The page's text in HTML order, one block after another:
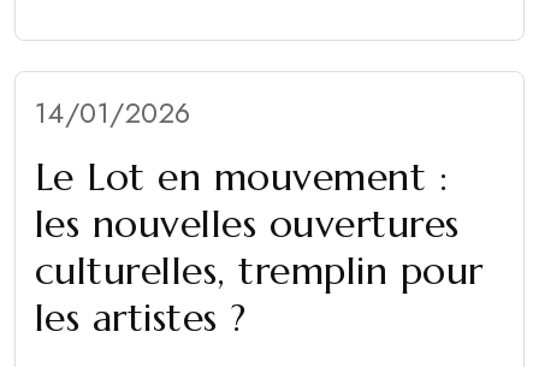
14/01/2026
Le Lot en mouvement :
les nouvelles ouvertures
culturelles, tremplin pour
les artistes ?